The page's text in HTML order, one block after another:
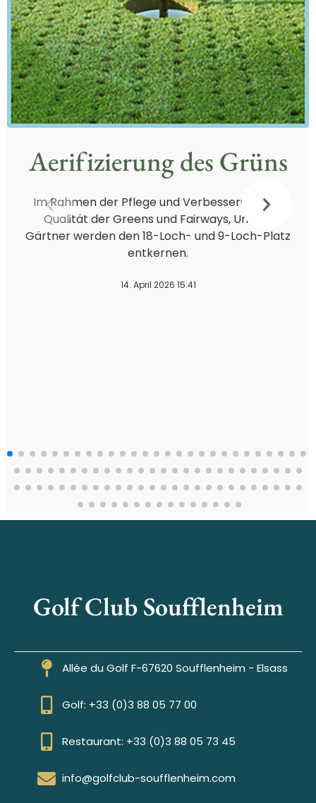
Aerifizierung des Grüns
Im Rahmen der Pflege und Verbesserung der
Qualität der Greens und Fairways, Unsere
Gärtner werden den 18-Loch- und 9-Loch-Platz
entkernen.
14. April 2026 15:41
Golf Club Soufflenheim
Allée du Golf F-67620 Soufflenheim - Elsass
Golf: +33 (0)3 88 05 77 00
Restaurant: +33 (0)3 88 05 73 45
info@golfclub-soufflenheim.com